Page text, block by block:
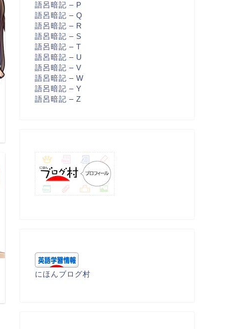
語呂暗記 – P
語呂暗記 – Q
語呂暗記 – R
語呂暗記 – S
語呂暗記 – T
語呂暗記 – U
語呂暗記 – V
語呂暗記 – W
語呂暗記 – Y
語呂暗記 – Z
にほんブログ村